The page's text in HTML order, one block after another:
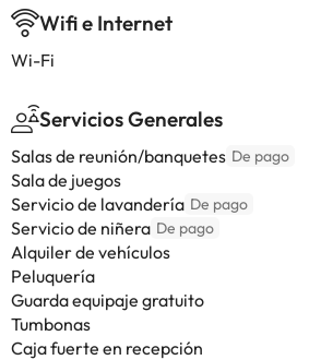
Wifi e Internet
Wi-Fi
Servicios Generales
Salas de reunión/banquetes De pago
Sala de juegos
Servicio de lavandería De pago
Servicio de niñera De pago
Alquiler de vehículos
Peluquería
Guarda equipaje gratuito
Tumbonas
Caja fuerte en recepción